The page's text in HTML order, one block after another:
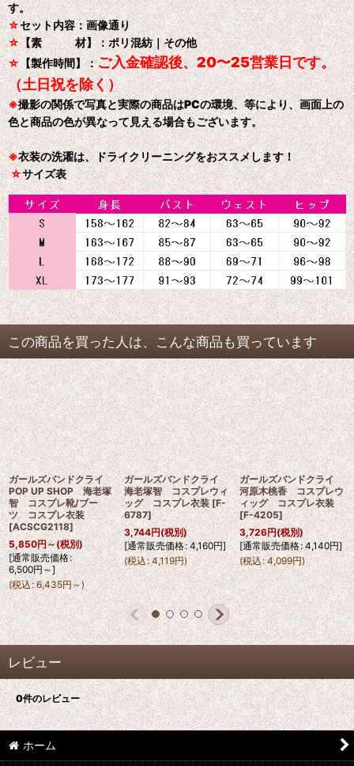
す。
☆セット内容：画像通り
☆【素 材】：ポリ混紡｜その他
☆【製作時間】：ご入金確認後、20〜25営業日です。
（土日祝を除く）
※撮影の関係で写真と実際の商品はPCの環境、等により、画面上の
色と商品の色が異なって見える場合もございます。
※衣装の洗濯は、ドライクリーニングをおススメします！
☆サイズ表
この商品を買った人は、こんな商品も買っています
ガールズバンドクライ
POP UP SHOP 海老塚
智 コスプレ靴/ブー
ツ コスプレ衣装
[ACSCG2118]
5,850円～(税別)
[通常販売価格:
6,500円～]
(税込: 6,435円～)
ガールズバンドクライ
海老塚智 コスプレウィ
ッグ コスプレ衣装 [F-
6787]
3,744円(税別)
[通常販売価格: 4,160円]
(税込: 4,119円)
ガールズバンドクライ
河原木桃香 コスプレウ
ィッグ コスプレ衣装
[F-4205]
3,726円(税別)
[通常販売価格: 4,140円]
(税込: 4,099円)
レビュー
0件のレビュー
ホーム